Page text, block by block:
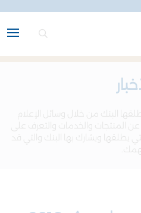
البنك من خلال وسائل الإعلام
عن المنتجات والخدمات والتعرف على
يطلقها ويشارك بها البنك والتي قد